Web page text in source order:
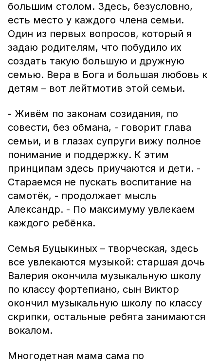
большим столом. Здесь, безусловно,
есть место у каждого члена семьи.
Один из первых вопросов, который я
задаю родителям, что побудило их
создать такую большую и дружную
семью. Вера в Бога и большая любовь к
детям – вот лейтмотив этой семьи.
- Живём по законам созидания, по
совести, без обмана, - говорит глава
семьи, и в глазах супруги вижу полное
понимание и поддержку. К этим
принципам здесь приучаются и дети. -
Стараемся не пускать воспитание на
самотёк, - продолжает мысль
Александр. - По максимуму увлекаем
каждого ребёнка.
Семья Буцыкиных – творческая, здесь
все увлекаются музыкой: старшая дочь
Валерия окончила музыкальную школу
по классу фортепиано, сын Виктор
окончил музыкальную школу по классу
скрипки, остальные ребята занимаются
вокалом.
Многодетная мама сама по